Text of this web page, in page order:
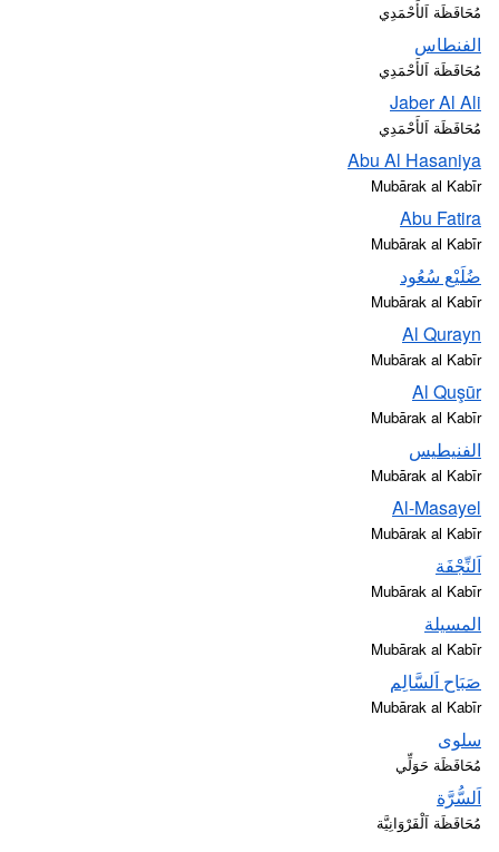
مُحَافَظَة اَلأَحْمَدِي
الفنطاس
مُحَافَظَة اَلأَحْمَدِي
Jaber Al Ali
مُحَافَظَة اَلأَحْمَدِي
Abu Al Hasaniya
Mubārak al Kabīr
Abu Fatira
Mubārak al Kabīr
ضُلَيْع سُعُود
Mubārak al Kabīr
Al Qurayn
Mubārak al Kabīr
Al Quşūr
Mubārak al Kabīr
الفنيطيس
Mubārak al Kabīr
Al-Masayel
Mubārak al Kabīr
اَلنِّجْفَة
Mubārak al Kabīr
المسيلة
Mubārak al Kabīr
صَبَاح اَلسَّالِم
Mubārak al Kabīr
سلوى
مُحَافَظَة حَوَلِّي
اَلسُّرَّة
مُحَافَظَة اَلْفَرْوَانِيَّة